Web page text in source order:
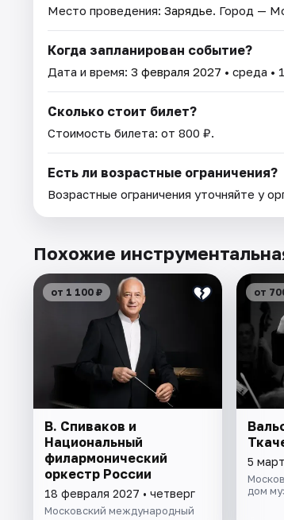
Место проведения: Зарядье. Город —
Когда запланирован событие?
Дата и время: 3 февраля 2027 • среда •
Сколько стоит билет?
Стоимость билета: от 800 ₽.
Есть ли возрастные ограничения?
Возрастные ограничения уточняйте у
Похожие
от 1 100 ₽
В. Спиваков и
Национальный
филармонический
оркестр России
18 февраля 2027 • четверг
Московский международный
от
5
дом